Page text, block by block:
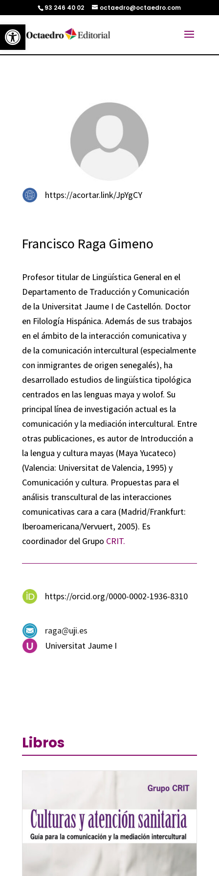
Abrir barra de herramientas
93 246 40 02 octaedro@octaedro.com
https://acortar.link/JpYgCY
Francisco Raga Gimeno
Profesor titular de Lingüística General en el
Departamento de Traducción y Comunicación
de la Universitat Jaume I de Castellón. Doctor
en Filología Hispánica. Además de sus trabajos
en el ámbito de la interacción comunicativa y
de la comunicación intercultural (especialmente
con inmigrantes de origen senegalés), ha
desarrollado estudios de lingüística tipológica
centrados en las lenguas maya y wolof. Su
principal línea de investigación actual es la
comunicación y la mediación intercultural. Entre
otras publicaciones, es autor de Introducción a
la lengua y cultura mayas (Maya Yucateco)
(Valencia: Universitat de Valencia, 1995) y
Comunicación y cultura. Propuestas para el
análisis transcultural de las interacciones
comunicativas cara a cara (Madrid/Frankfurt:
Iberoamericana/Vervuert, 2005). Es
coordinador del Grupo CRIT.
https://orcid.org/0000-0002-1936-8310
raga@uji.es
Universitat Jaume I
Libros